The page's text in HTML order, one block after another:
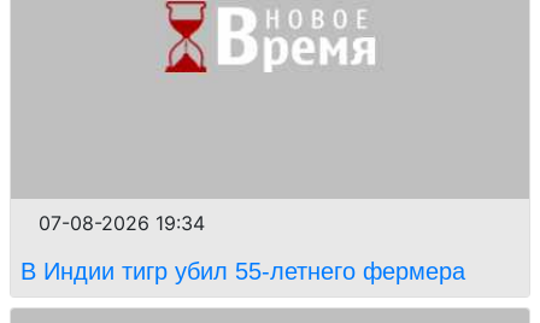
07-08-2026 19:34
В Индии тигр убил 55-летнего фермера